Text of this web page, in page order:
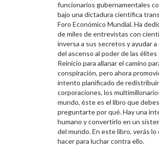
funcionarios gubernamentales
bajo una dictadura científica
Foro Económico Mundial. Ha
de miles de entrevistas con
inversa a sus secretos y ayudar
del ascenso al poder de las
Reinicio para allanar el camino
conspiración, pero ahora
intento planificado de redistribuir
corporaciones, los
mundo, éste es el libro que
preguntarte por qué. Hay una
humano y convertirlo en un
del mundo. En este libro, verás
hacer para luchar contra ello.